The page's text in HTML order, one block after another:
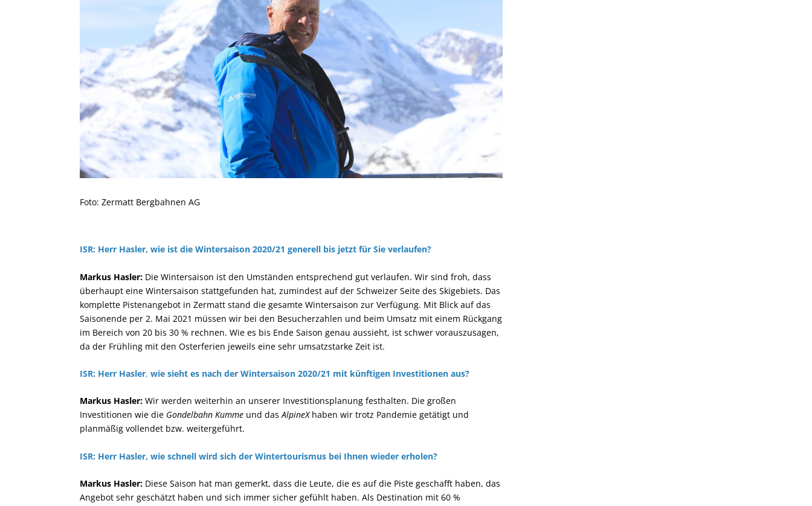
Foto: Zermatt Bergbahnen AG
ISR: Herr Hasler, wie ist die Wintersaison 2020/21 generell bis jetzt für Sie verlaufen?
Markus Hasler: Die Wintersaison ist den Umständen entsprechend gut verlaufen. Wir sind froh, dass
überhaupt eine Wintersaison stattgefunden hat, zumindest auf der Schweizer Seite des Skigebiets. Das
komplette Pistenangebot in Zermatt stand die gesamte Wintersaison zur Verfügung. Mit Blick auf das
Saisonende per 2. Mai 2021 müssen wir bei den Besucherzahlen und beim Umsatz mit einem Rückgang
im Bereich von 20 bis 30 % rechnen. Wie es bis Ende Saison genau aussieht, ist schwer vorauszusagen,
da der Frühling mit den Osterferien jeweils eine sehr umsatzstarke Zeit ist.
ISR: Herr Hasler, wie sieht es nach der Wintersaison 2020/21 mit künftigen Investitionen aus?
Markus Hasler: Wir werden weiterhin an unserer Investitionsplanung festhalten. Die großen
Investitionen wie die Gondelbahn Kumme und dasAlpineXhaben wir trotz Pandemie getätigt und
planmäßig vollendet bzw. weitergeführt.
ISR: Herr Hasler, wie schnell wird sich der Wintertourismus bei Ihnen wieder erholen?
Markus Hasler: Diese Saison hat man gemerkt, dass die Leute, die es auf die Piste geschafft haben, das
Angebot sehr geschätzt haben und sich immer sicher gefühlt haben. Als Destination mit 60 %